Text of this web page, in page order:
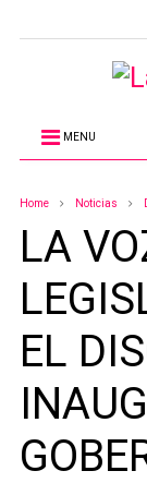
MENU
Home Noticias
LA
EL